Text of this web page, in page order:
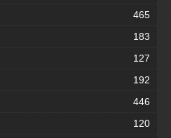
465
183
127
192
446
120